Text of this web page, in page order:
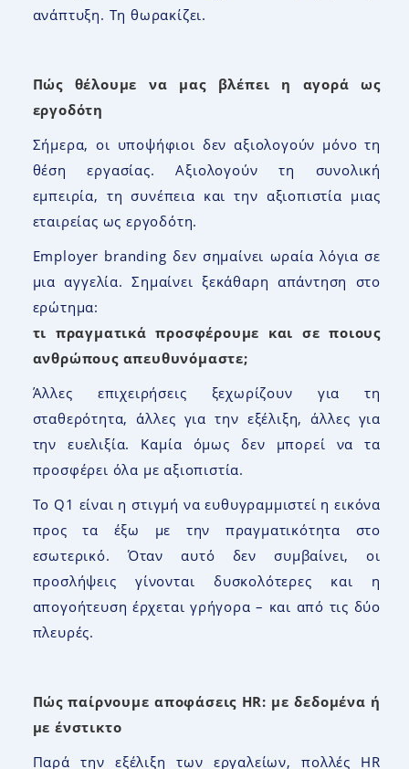
ανάπτυξη. Τη θωρακίζει.
Πώς θέλουμε να μας βλέπει η αγορά ως
εργοδότη
Σήμερα, οι υποψήφιοι δεν αξιολογούν μόνο τη
θέση εργασίας. Αξιολογούν τη συνολική
εμπειρία, τη συνέπεια και την αξιοπιστία μιας
εταιρείας ως εργοδότη.
Employer branding δεν σημαίνει ωραία λόγια σε
μια αγγελία. Σημαίνει ξεκάθαρη απάντηση στο
ερώτημα:
τι πραγματικά προσφέρουμε και σε ποιους
ανθρώπους απευθυνόμαστε;
Άλλες επιχειρήσεις ξεχωρίζουν για τη
σταθερότητα, άλλες για την εξέλιξη, άλλες για
την ευελιξία. Καμία όμως δεν μπορεί να τα
προσφέρει όλα με αξιοπιστία.
Το Q1 είναι η στιγμή να ευθυγραμμιστεί η εικόνα
προς τα έξω με την πραγματικότητα στο
εσωτερικό. Όταν αυτό δεν συμβαίνει, οι
προσλήψεις γίνονται δυσκολότερες και η
απογοήτευση έρχεται γρήγορα – και από τις δύο
πλευρές.
Πώς παίρνουμε αποφάσεις HR: με δεδομένα ή
με ένστικτο
Παρά την εξέλιξη των εργαλείων, πολλές HR